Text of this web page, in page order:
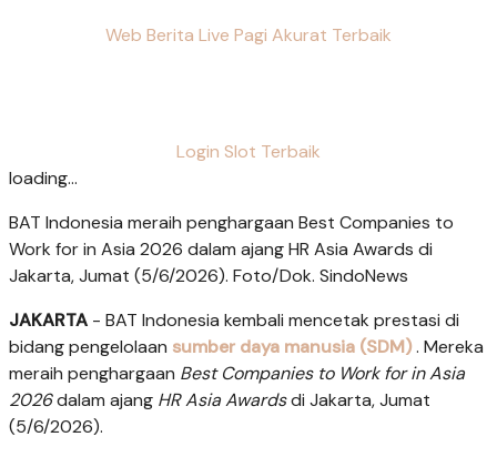
Web Berita Live Pagi Akurat Terbaik
Login Slot Terbaik
loading...
BAT Indonesia meraih penghargaan Best Companies to
Work for in Asia 2026 dalam ajang HR Asia Awards di
Jakarta, Jumat (5/6/2026). Foto/Dok. SindoNews
JAKARTA - BAT Indonesia kembali mencetak prestasi di
bidang pengelolaan sumber daya manusia (SDM). Mereka
meraih penghargaan Best Companies to Work for in Asia
2026dalam ajang HR Asia Awardsdi Jakarta, Jumat
(5/6/2026).